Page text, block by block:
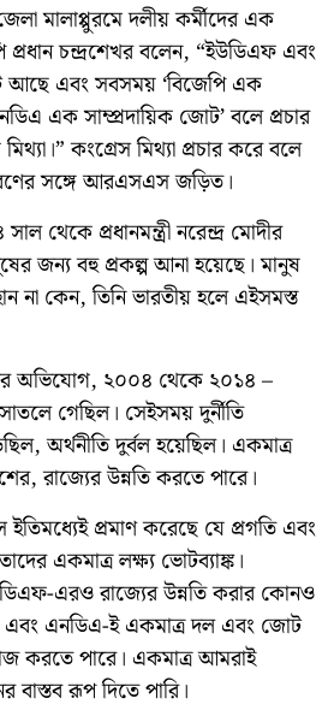
মালাপ্পুরমে দলীয় কর্মীদের এক
প্রধান চন্দ্রশেখর বলেন, “ইউডিএফ এবং
আছে এবং সবসময় ‘বিজেপি এক
এক সাম্প্রদায়িক জোট’ বলে প্রচার
কংগ্রেস মিথ্যা প্রচার করে বলে
সঙ্গে আরএসএস জড়িত।
থেকে প্রধানমন্ত্রী নরেন্দ্র মোদীর
জন্য বহু প্রকল্প আনা হয়েছে। মানুষ
না কেন, তিনি ভারতীয় হলে এইসমস্ত
অভিযোগ, ২০০৪ থেকে ২০১৪ –
গেছিল। সেইসময় দুর্নীতি
অর্থনীতি দুর্বল হয়েছিল। একমাত্র
রাজ্যের উন্নতি করতে পারে।
প্রমাণ করেছে যে প্রগতি এবং
একমাত্র লক্ষ্য ভোটব্যাঙ্ক।
এরও রাজ্যের উন্নতি করার কোনও
এবং এনডিএ-ই একমাত্র দল এবং জোট
করতে পারে। একমাত্র আমরাই
বাস্তব রূপ দিতে পারি।